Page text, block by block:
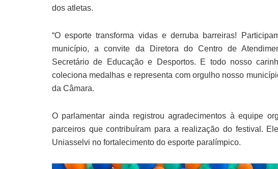
dos atletas.
“O esporte transforma vidas e derruba barreiras!
município, a convite da Diretora do Centro de
Secretário de Educação e Desportos. E todo nosso
coleciona medalhas e representa com orgulho nosso
da Câmara.
O parlamentar ainda registrou agradecimentos à equipe
parceiros que contribuíram para a realização do festival.
Uniasselvi no fortalecimento do esporte paralímpico.